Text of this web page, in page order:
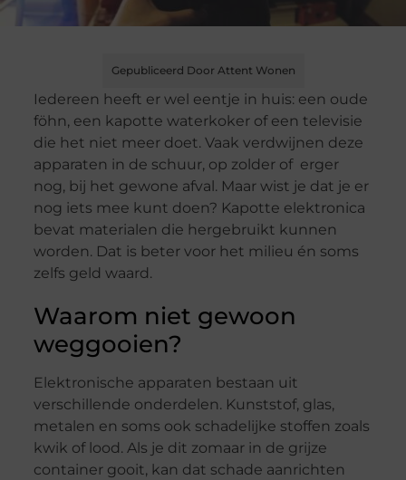
Gepubliceerd Door Attent Wonen
Iedereen heeft er wel eentje in huis: een oude
föhn, een kapotte waterkoker of een televisie
die het niet meer doet. Vaak verdwijnen deze
apparaten in de schuur, op zolder of erger
nog, bij het gewone afval. Maar wist je dat je er
nog iets mee kunt doen? Kapotte elektronica
bevat materialen die hergebruikt kunnen
worden. Dat is beter voor het milieu én soms
zelfs geld waard.
Waarom niet gewoon
weggooien?
Elektronische apparaten bestaan uit
verschillende onderdelen. Kunststof, glas,
metalen en soms ook schadelijke stoffen zoals
kwik of lood. Als je dit zomaar in de grijze
container gooit, kan dat schade aanrichten